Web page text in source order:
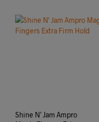
Shine N’ Jam Ampro